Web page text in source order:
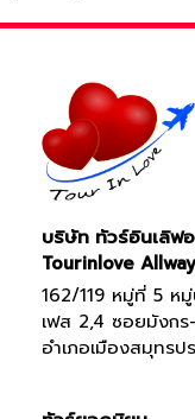
บริษัท ทัวร์อินเลิฟ
Tourinlove
162/119 หมู่ที่ 5 หมู่
เฟส 2,4 ซอยมังก
อำเภอเมืองสมุทรป